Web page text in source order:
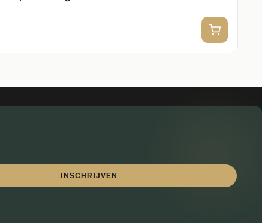
INSCHRIJVEN